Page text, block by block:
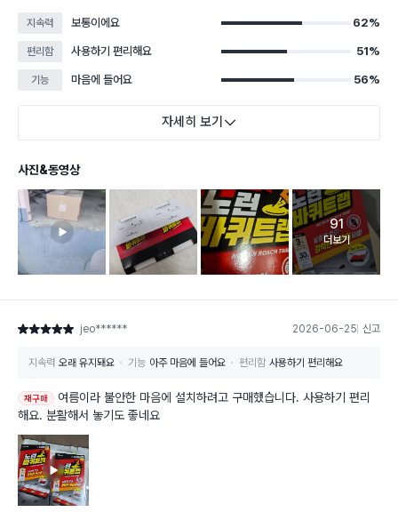
지속력 보통이에요 62%
편리함 사용하기 편리해요 51%
기능 마음에 들어요 56%
자세히 보기
사진&동영상
고객 리뷰
91
더보기
별점 5점 jeo****** 2026-06-25 신고
지속력 오래 유지돼요 기능 아주 마음에 들어요 편리함 사용하기 편리해요
재구매
여름이라 불안한 마음에 설치하려고 구매했습니다. 사용하기 편리
해요. 분활해서 놓기도 좋네요